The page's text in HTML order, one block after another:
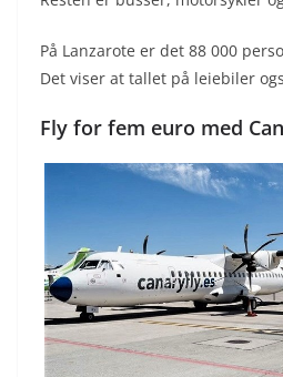
På Lanzarote er det 88 000
Det viser at tallet på leiebiler
Fly for fem euro med